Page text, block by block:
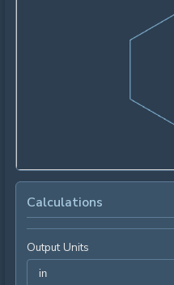
Calculations
Output Units